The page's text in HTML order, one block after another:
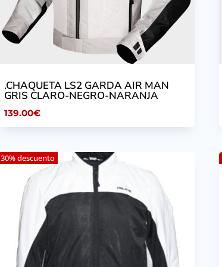
.CHAQUETA LS2 GARDA AIR MAN
GRIS CLARO-NEGRO-NARANJA
139.00€
30% descuento